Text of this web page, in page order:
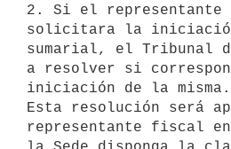
2. Si el
solicitara la
sumarial, el Tribunal
a resolver si
iniciación de la misma.
Esta resolución será
representante fiscal en